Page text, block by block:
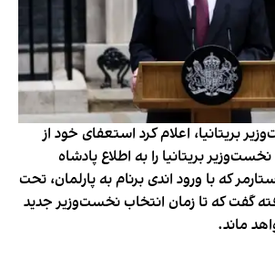
بریتانیا، اعلام کرد استعفای خود از
بریتانیا را به اطلاع پادشاه
که با ورود اندی برنام به پارلمان، تحت
گفت که تا زمان انتخاب نخست‌وزیر جدید